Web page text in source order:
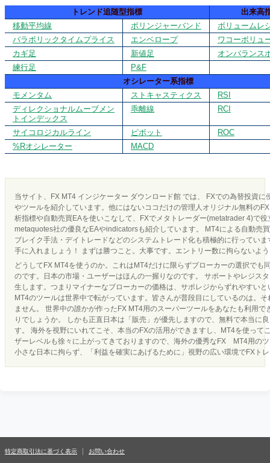
トレンド追随型指標
出来高
移動平均線
ボリンジャーバンド
ボリュームレ
パラボリックタイムプライス
エンベロープ
ワコーボリュ
カギ足
新値足
オンバランス
練行足
P&F
オシレーター系指標
モメンタム
ストキャスティクス
RSI
ディレクショナルムーブメン
トインデックス
乖離線 RCI
サイコロジカルライン ピボット
ROC
%Rオシレーター
MACD
当サイト、FX MT4 インジケーター ダウンロード館 では、 FXでの為替投資
やツールを紹介しています。他にはないココだけの管理人オリジナル無料の
析指標や自動売買EAを使いこなして、FXでメタトレーダー(metatrader 4)で
metaquotes社の優良なEAやindicatorsも紹介しています。 MT4による自動売
ブレイク手法・デイトレードなどのシステムトレード化も積極的に行ってい
手に入れましょう！ まずは勝つこと。大事です。エントリー数に拘らないよ
どうしてFX MT4を使うのか。これはMT4だけに限らずブローカーの選択でも
のです。日本の市場・ユーザーはほんの一握りなのです。 サポートやレジス
生します。つまりマイナーなブローカーの価格は、サポレジからずれやすい
MT4のツールは世界中で転がっています。皆さんが普段目にしているのは。
ません。 世界中の誰かが作ったFX MT4用のスーパーツールをあなたも利用
りでしょうか。 しかも正直日本は「販売」が優先しますので、無料で本当に
す。 海外を視野にいれてこそ、本当のFXの活用ができますし、MT4を使って
ザーレベルも徐々に上がってきておりますので、海外の優秀なFX MT4用の
小さな日本に拘らず、「利益を確実にあげるために」視野の広い環境でFXト
特定商取引法に基づく表示 お問い合わせ